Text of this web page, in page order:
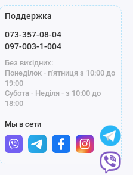
Поддержка
073-357-08-04
097-003-1-004
Без вихідних:
Понеділок - п'ятниця з 10:00 до
19:00
Субота - Неділя - з 10:00 до
18:00
Мы в сети